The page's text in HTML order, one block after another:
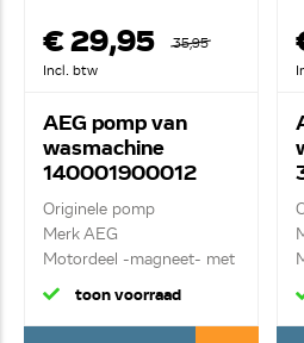
€ 29,95
35,95
Incl. btw
AEG pomp van
wasmachine
140001900012
Originele pomp
Merk AEG
Motordeel -magneet- met
3 nokken 3...
toon voorraad